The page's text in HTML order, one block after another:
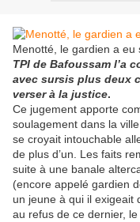
Menotté, le gardien a eu
TPI de Bafoussam l’a
avec sursis plus deux
verser à la justice.
Ce jugement apporte
soulagement dans la
se croyait intouchable
de plus d’un. Les faits
suite à une banale
(encore appelé gardien
un jeune à qui il exigeait
au refus de ce dernier,